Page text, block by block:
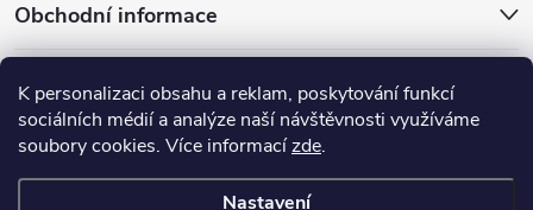
K personalizaci obsahu a reklam, poskytování funkcí
sociálních médií a analýze naší návštěvnosti využíváme
soubory cookies. Více informacízde.
Nastavení
Obchodní informace
Partnerské weby
cookies